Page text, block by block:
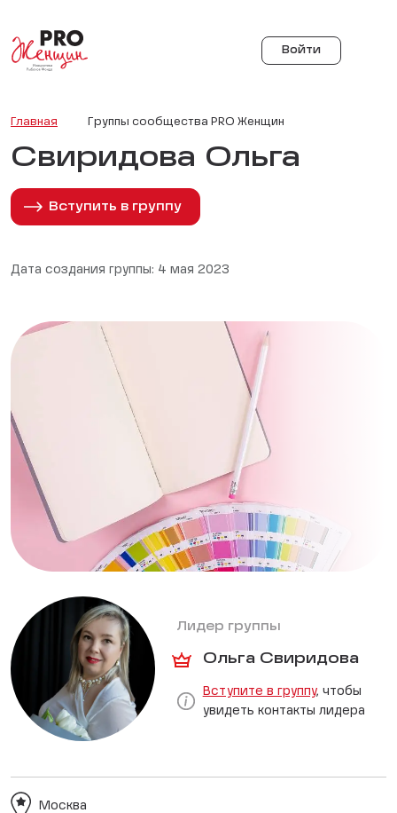
Войти
Главная Группы сообщества PRO Женщин
Свиридова Ольга
Вступить в группу
Дата создания группы: 4 мая 2023
Лидер группы
Ольга Свиридова
Вступите в группу, чтобы
увидеть контакты лидера
Москва